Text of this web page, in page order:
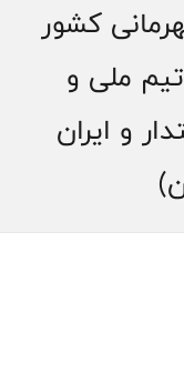
کشور
ملی و
و ایران